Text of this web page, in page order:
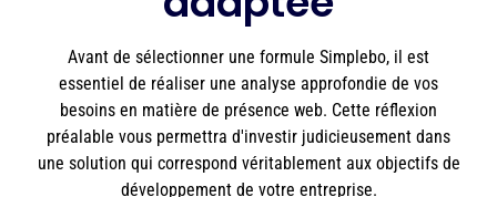
Avant de sélectionner une formule Simplebo, il est
essentiel de réaliser une analyse approfondie de vos
besoins en matière de présence web. Cette réflexion
préalable vous permettra d'investir judicieusement dans
une solution qui correspond véritablement aux objectifs de
développement de votre entreprise.